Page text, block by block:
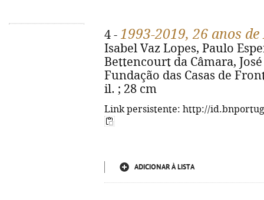
4 - 1993-2019, 26 anos
Isabel Vaz Lopes, Paulo
Bettencourt da Câmara,
Fundação das Casas de
il. ; 28 cm
Link persistente: http://
ADICIONAR À LISTA